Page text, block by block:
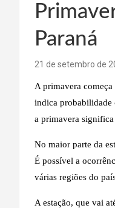
Paraná
21 de setembro de
A primavera
indica probabilidade
a primavera
No maior parte da
É possível a
várias regiões do
A estação, que vai